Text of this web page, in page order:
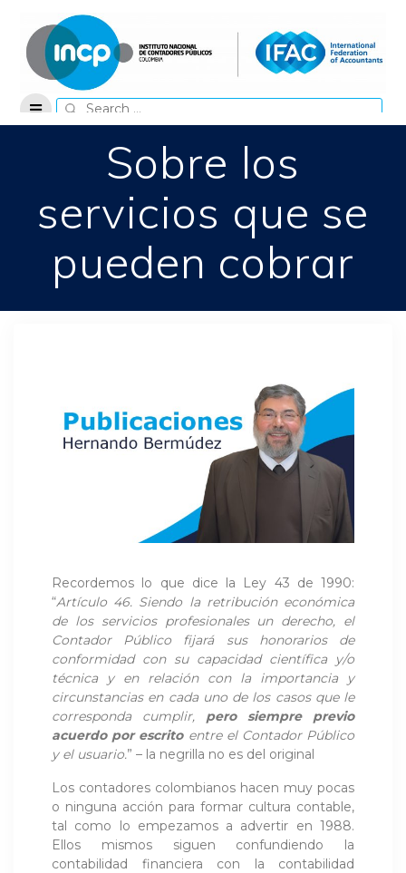
content
Search
for:
Sobre los
servicios que se
pueden cobrar
Recordemos lo que dice la Ley 43 de 1990:
“Artículo 46. Siendo la retribución económica
de los servicios profesionales un derecho, el
Contador Público fijará sus honorarios de
conformidad con su capacidad científica y/o
técnica y en relación con la importancia y
circunstancias en cada uno de los casos que le
corresponda cumplir, pero siempre previo
acuerdo por escritoentre el Contador Público
y el usuario.” – la negrilla no es del original
Los contadores colombianos hacen muy pocas
o ninguna acción para formar cultura contable,
tal como lo empezamos a advertir en 1988.
Ellos mismos siguen confundiendo la
contabilidad financiera con la contabilidad